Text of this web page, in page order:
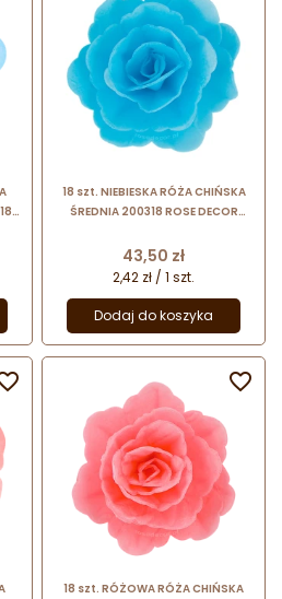
18 szt. NIEBIESKA RÓŻA CHIŃSKA
ŚREDNIA 200318 ROSE DECOR
mm
Cena
43,50 zł
2,42 zł / 1 szt.
Dodaj do koszyka
18 szt. RÓŻOWA RÓŻA CHIŃSKA
